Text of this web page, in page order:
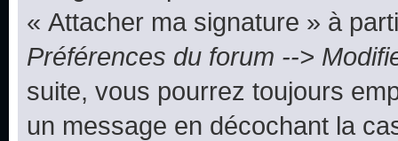
« Attacher ma signature » à
Préférences du forum -->
suite, vous pourrez toujours
un message en décochant la